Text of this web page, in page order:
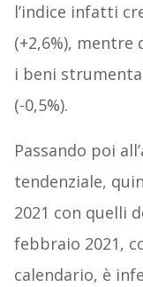
l’indice infatti
(+2,6%), mentre
i beni
(-0,5%).
Passando poi
tendenziale,
2021 con quelli
febbraio 2021,
calendario, è